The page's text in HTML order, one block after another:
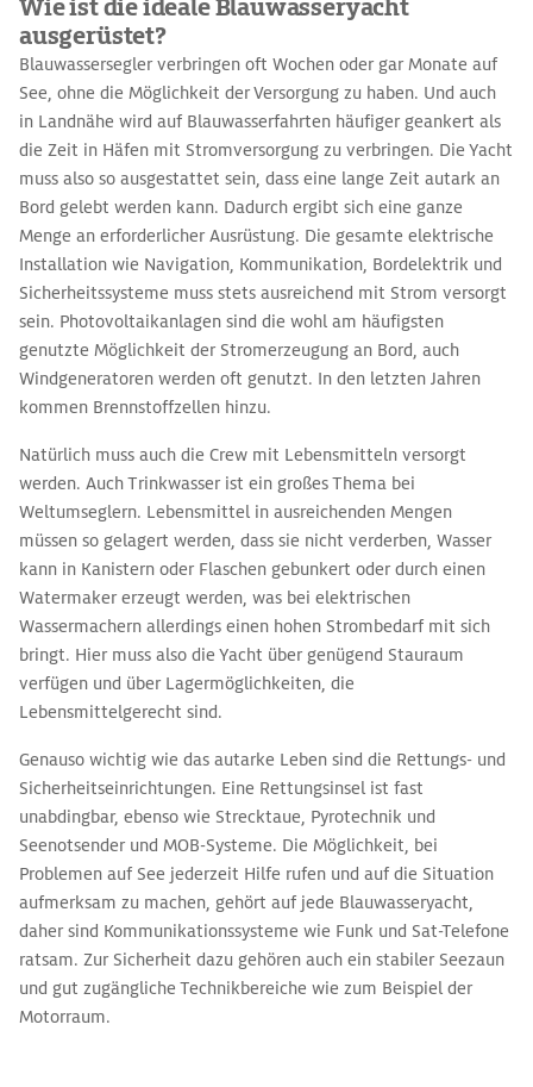
Wie ist die ideale Blauwasseryacht
ausgerüstet?
Blauwassersegler verbringen oft Wochen oder gar Monate auf
See, ohne die Möglichkeit der Versorgung zu haben. Und auch
in Landnähe wird auf Blauwasserfahrten häufiger geankert als
die Zeit in Häfen mit Stromversorgung zu verbringen. Die Yacht
muss also so ausgestattet sein, dass eine lange Zeit autark an
Bord gelebt werden kann. Dadurch ergibt sich eine ganze
Menge an erforderlicher Ausrüstung. Die gesamte elektrische
Installation wie Navigation, Kommunikation, Bordelektrik und
Sicherheitssysteme muss stets ausreichend mit Strom versorgt
sein. Photovoltaikanlagen sind die wohl am häufigsten
genutzte Möglichkeit der Stromerzeugung an Bord, auch
Windgeneratoren werden oft genutzt. In den letzten Jahren
kommen Brennstoffzellen hinzu.
Natürlich muss auch die Crew mit Lebensmitteln versorgt
werden. Auch Trinkwasser ist ein großes Thema bei
Weltumseglern. Lebensmittel in ausreichenden Mengen
müssen so gelagert werden, dass sie nicht verderben, Wasser
kann in Kanistern oder Flaschen gebunkert oder durch einen
Watermaker erzeugt werden, was bei elektrischen
Wassermachern allerdings einen hohen Strombedarf mit sich
bringt. Hier muss also die Yacht über genügend Stauraum
verfügen und über Lagermöglichkeiten, die
Lebensmittelgerecht sind.
Genauso wichtig wie das autarke Leben sind die Rettungs- und
Sicherheitseinrichtungen. Eine Rettungsinsel ist fast
unabdingbar, ebenso wie Strecktaue, Pyrotechnik und
Seenotsender und MOB-Systeme. Die Möglichkeit, bei
Problemen auf See jederzeit Hilfe rufen und auf die Situation
aufmerksam zu machen, gehört auf jede Blauwasseryacht,
daher sind Kommunikationssysteme wie Funk und Sat-Telefone
ratsam. Zur Sicherheit dazu gehören auch ein stabiler Seezaun
und gut zugängliche Technikbereiche wie zum Beispiel der
Motorraum.